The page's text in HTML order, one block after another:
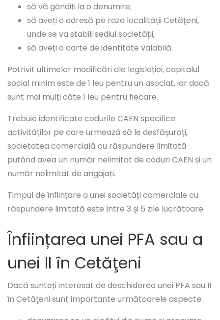
să vă gândiți la o denumire;
să aveți o adresă pe raza localității Cetăţeni,
unde se va stabili sediul societății;
să aveți o carte de identitate valabilă.
Potrivit ultimelor modificări ale legislației, capitalul
social minim este de 1 leu pentru un asociat, iar dacă
sunt mai mulți câte 1 leu pentru fiecare.
Trebuie identificate codurile CAEN specifice
activităților pe care urmează să le desfășurați,
societatea comercială cu răspundere limitată
putând avea un număr nelimitat de coduri CAEN și un
număr nelimitat de angajați.
Timpul de înființare a unei societăți comerciale cu
răspundere limitată este între 3 și 5 zile lucrătoare.
Înființarea unei PFA sau a
unei II în Cetăţeni
Dacă sunteți interesat de deschiderea unei PFA sau II
în Cetăţeni sunt importante următoarele aspecte: